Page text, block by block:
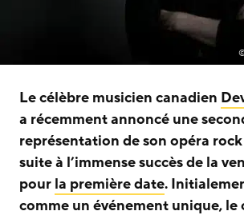
Le célèbre musicien canadien
a récemment annoncé une
représentation de son opéra
suite à l’immense succès de la
pour la première date.
comme un événement unique, le